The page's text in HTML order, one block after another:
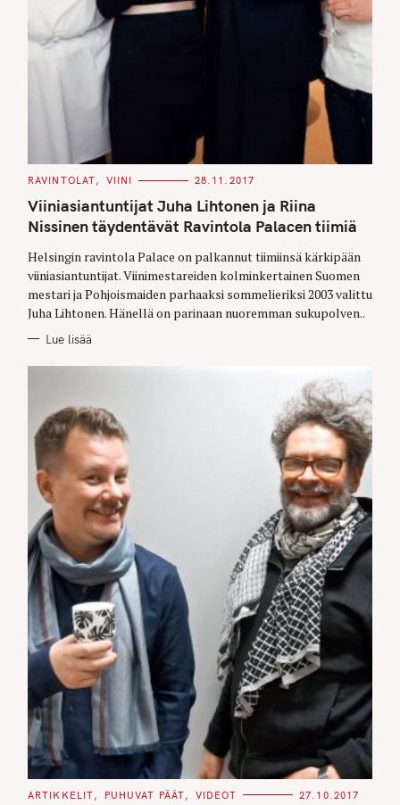
C
T
E
G
O
I
E
S
RAVINTOLAT VIINI 28.11.2017
Viiniasiantuntijat Juha Lihtonen ja Riina
Nissinen täydentävät Ravintola Palacen tiimiä
Helsingin ravintola Palace on palkannut tiimiinsä kärkipään
viiniasiantuntijat. Viinimestareiden kolminkertainen Suomen
mestari ja Pohjoismaiden parhaaksi sommelieriksi 2003 valittu
Juha Lihtonen. Hänellä on parinaan nuoremman sukupolven..
Lue lisää
C
ARTIKKELIT PUHUVAT PÄÄT VIDEOT 27.10.2017